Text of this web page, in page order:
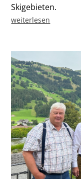
Skigebieten.
weiterlesen